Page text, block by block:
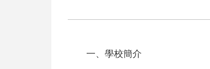
一、學校簡介